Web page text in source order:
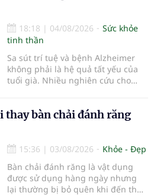
viện Bạch Mai cơ sở Ninh Bình.
18:18 | 04/08/2026
Sức khỏe
tinh thần
Sa sút trí tuệ và bệnh Alzheimer
không phải là hệ quả tất yếu của
tuổi già. Nhiều nghiên cứu cho
rèn luyện trí não mỗi ngày có thể
tuổi gìn giữ trí nhớ và sống độc lập
thay bàn chải đánh răng
15:36 | 03/08/2026
Khỏe - Đẹp
Bàn chải đánh răng là vật dụng
được sử dụng hàng ngày nhưng
lại thường bị bỏ quên khi đến thời